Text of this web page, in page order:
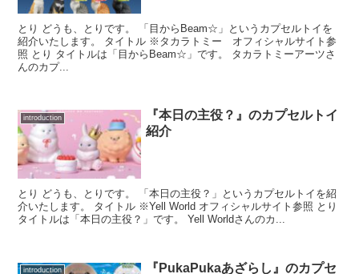
とり どうも、とりです。 「目からBeam☆」というカプセルトイを
紹介いたします。 タイトル ※タカラトミー オフィシャルサイト参
照 とり タイトルは「目からBeam☆」です。 タカラトミーアーツさ
んのカプ...
introduction
『本日の主役？』のカプセルトイ
紹介
とり どうも、とりです。 「本日の主役？」というカプセルトイを紹
介いたします。 タイトル ※Yell World オフィシャルサイト参照 とり
タイトルは「本日の主役？」です。 Yell Worldさんのカ...
introduction
『PukaPukaあざらし』のカプセ